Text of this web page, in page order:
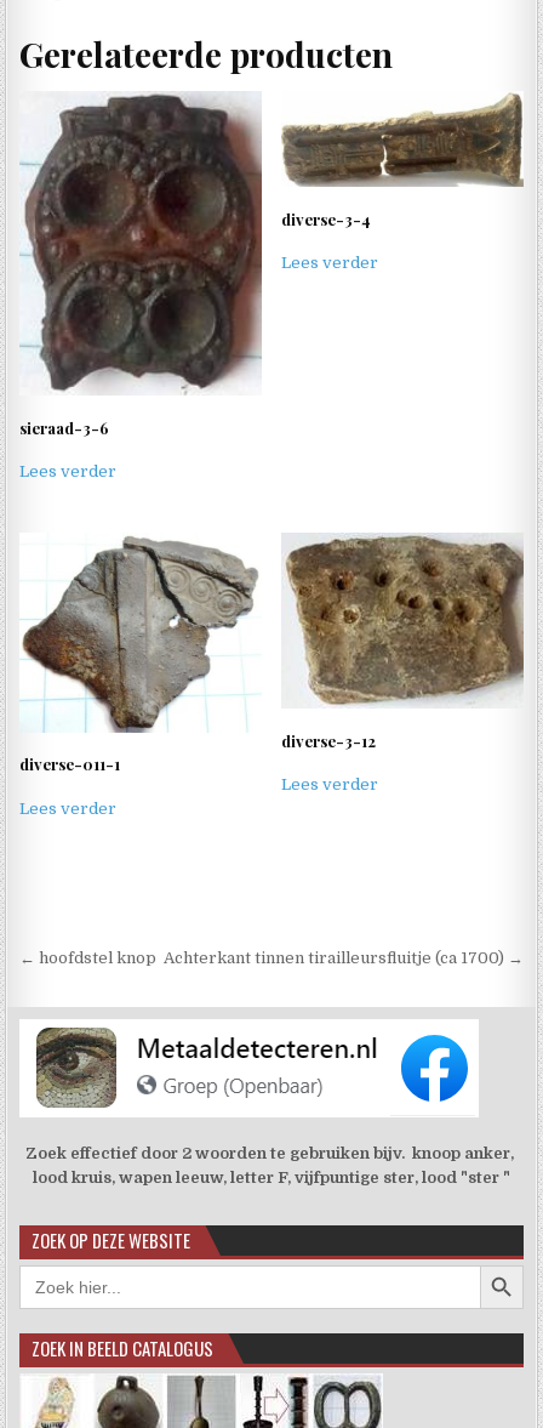
Gerelateerde producten
sieraad-3-6
Lees verder
diverse-3-4
Lees verder
diverse-011-1
Lees verder
diverse-3-12
Lees verder
Berichtnavigatie
← hoofdstel knop Achterkant tinnen tirailleursfluitje (ca 1700) →
Zoek effectief door 2 woorden te gebruiken bijv. knoop anker,
lood kruis, wapen leeuw, letter F, vijfpuntige ster, lood "ster "
ZOEK OP DEZE WEBSITE
Zoek
naar:
ZOEK IN BEELD CATALOGUS